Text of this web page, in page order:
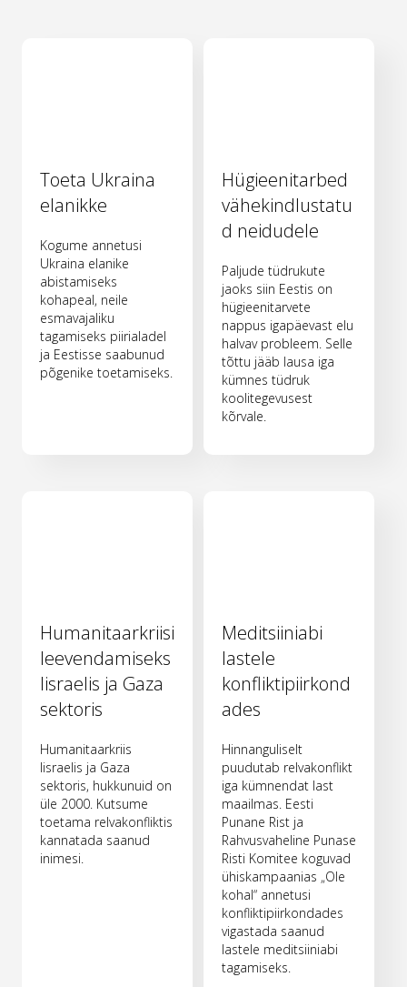
Toeta Ukraina
elanikke
Kogume annetusi
Ukraina elanike
abistamiseks
kohapeal, neile
esmavajaliku
tagamiseks piirialadel
ja Eestisse saabunud
põgenike toetamiseks.
Hügieenitarbed
vähekindlustatu
d neidudele
Paljude tüdrukute
jaoks siin Eestis on
hügieenitarvete
nappus igapäevast elu
halvav probleem. Selle
tõttu jääb lausa iga
kümnes tüdruk
koolitegevusest
kõrvale.
Humanitaarkriisi
leevendamiseks
Iisraelis ja Gaza
sektoris
Humanitaarkriis
Iisraelis ja Gaza
sektoris, hukkunuid on
üle 2000. Kutsume
toetama relvakonfliktis
kannatada saanud
inimesi.
Meditsiiniabi
lastele
konfliktipiirkond
ades
Hinnanguliselt
puudutab relvakonflikt
iga kümnendat last
maailmas. Eesti
Punane Rist ja
Rahvusvaheline Punase
Risti Komitee koguvad
ühiskampaanias „Ole
kohal“ annetusi
konfliktipiirkondades
vigastada saanud
lastele meditsiiniabi
tagamiseks.